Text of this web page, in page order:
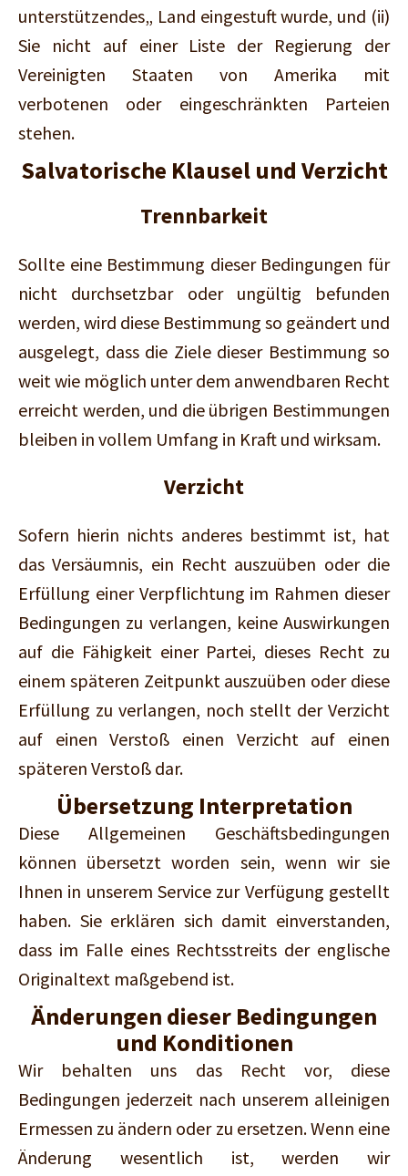
unterstützendes„ Land eingestuft wurde, und (ii)
Sie nicht auf einer Liste der Regierung der
Vereinigten Staaten von Amerika mit
verbotenen oder eingeschränkten Parteien
stehen.
Salvatorische Klausel und Verzicht
Trennbarkeit
Sollte eine Bestimmung dieser Bedingungen für
nicht durchsetzbar oder ungültig befunden
werden, wird diese Bestimmung so geändert und
ausgelegt, dass die Ziele dieser Bestimmung so
weit wie möglich unter dem anwendbaren Recht
erreicht werden, und die übrigen Bestimmungen
bleiben in vollem Umfang in Kraft und wirksam.
Verzicht
Sofern hierin nichts anderes bestimmt ist, hat
das Versäumnis, ein Recht auszuüben oder die
Erfüllung einer Verpflichtung im Rahmen dieser
Bedingungen zu verlangen, keine Auswirkungen
auf die Fähigkeit einer Partei, dieses Recht zu
einem späteren Zeitpunkt auszuüben oder diese
Erfüllung zu verlangen, noch stellt der Verzicht
auf einen Verstoß einen Verzicht auf einen
späteren Verstoß dar.
Übersetzung Interpretation
Diese Allgemeinen Geschäftsbedingungen
können übersetzt worden sein, wenn wir sie
Ihnen in unserem Service zur Verfügung gestellt
haben. Sie erklären sich damit einverstanden,
dass im Falle eines Rechtsstreits der englische
Originaltext maßgebend ist.
Änderungen dieser Bedingungen
und Konditionen
Wir behalten uns das Recht vor, diese
Bedingungen jederzeit nach unserem alleinigen
Ermessen zu ändern oder zu ersetzen. Wenn eine
Änderung wesentlich ist, werden wir